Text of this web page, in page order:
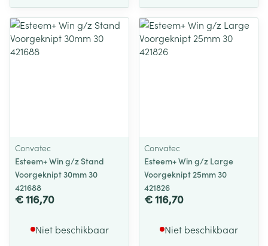
Convatec
Esteem+ Win g/z Stand
Voorgeknipt 30mm 30
421688
€ 116,70
Niet beschikbaar
Convatec
Esteem+ Win g/z Large
Voorgeknipt 25mm 30
421826
€ 116,70
Niet beschikbaar